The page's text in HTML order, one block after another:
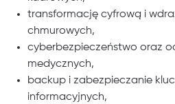
transformację cyfrową i
chmurowych,
cyberbezpieczeństwo oraz
medycznych,
backup i zabezpieczanie
informacyjnych,